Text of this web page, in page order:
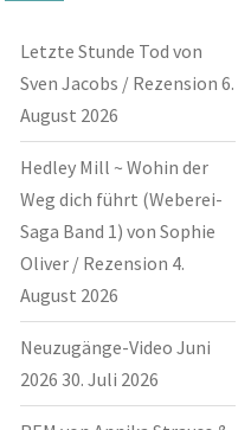
Letzte Stunde Tod von
Sven Jacobs / Rezension 6.
August 2026
Hedley Mill ~ Wohin der
Weg dich führt (Weberei-
Saga Band 1) von Sophie
Oliver / Rezension 4.
August 2026
Neuzugänge-Video Juni
2026 30. Juli 2026